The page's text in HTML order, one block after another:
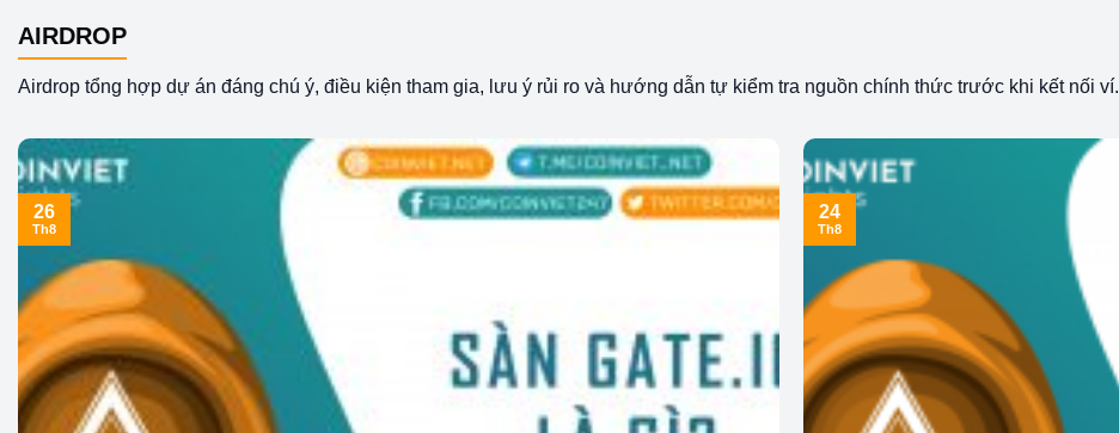
AIRDROP
Airdrop tổng hợp dự án đáng chú ý, điều kiện tham gia, lưu ý rủi ro và hướng dẫn tự kiểm tra nguồn chính thức trước khi kết nối ví.
26
Th8
24
Th8